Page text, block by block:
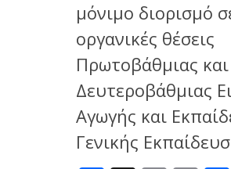
μόνιμο διορισμό
οργανικές θέσεις
Πρωτοβάθμιας και
Δευτεροβάθμιας
Αγωγής και
Γενικής